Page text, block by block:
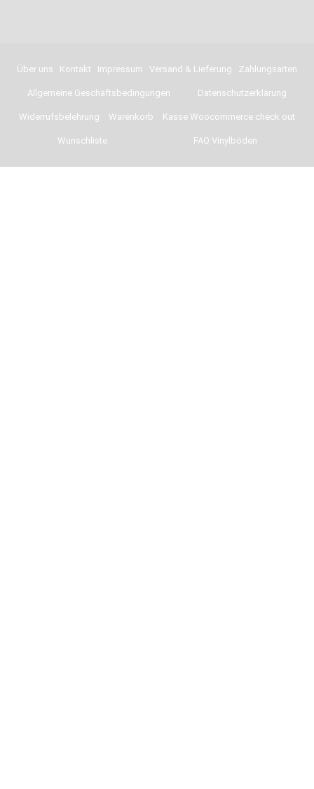
Über uns Kontakt Impressum Versand & Lieferung Zahlungsarten
Allgemeine Geschäftsbedingungen Datenschutzerklärung
Widerrufsbelehrung Warenkorb Kasse Woocommerce check out
Wunschliste FAQ Vinylböden